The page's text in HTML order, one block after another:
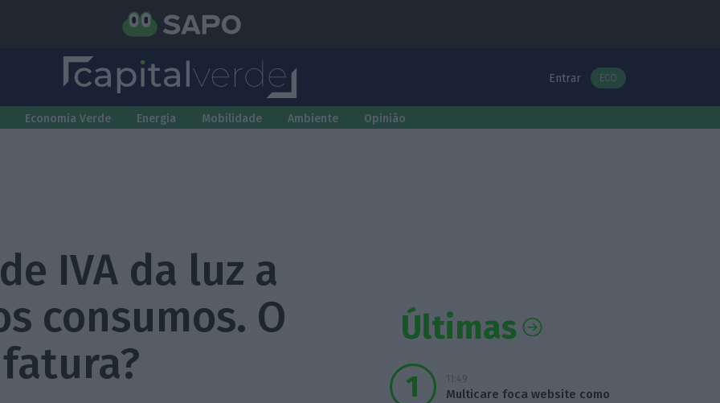
Entrar ECO
Economia Verde Energia Mobilidade Ambiente Opinião
IVA da luz a
consumos. O
Últimas
11:49
Multicare foca website como